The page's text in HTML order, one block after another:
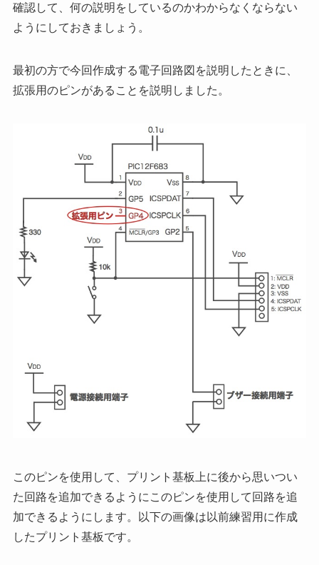
確認して、何の説明をしているのかわからなくならない
ようにしておきましょう。
最初の方で今回作成する電子回路図を説明したときに、
拡張用のピンがあることを説明しました。
このピンを使用して、プリント基板上に後から思いつい
た回路を追加できるようにこのピンを使用して回路を追
加できるようにします。以下の画像は以前練習用に作成
したプリント基板です。